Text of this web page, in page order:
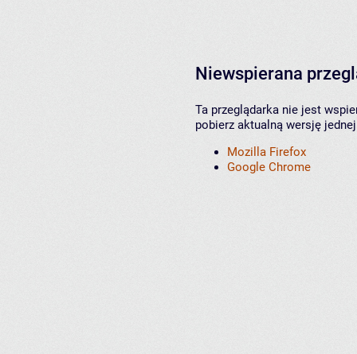
Niewspierana
Ta przeglądarka nie jest
pobierz aktualną wersję
Mozilla Firefox
Google Chrome